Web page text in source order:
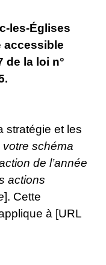
les-Églises
accessible
de la loi n°
stratégie et les
schéma
de l’année
actions
]. Cette
à [URL